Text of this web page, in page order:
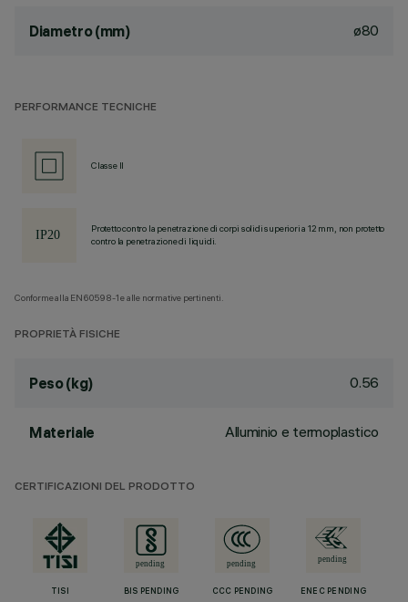
Diametro (mm) ø80
PERFORMANCE TECNICHE
Classe II
Protetto contro la penetrazione di corpi solidi superiori a 12 mm, non protetto
contro la penetrazione di liquidi.
Conforme alla EN60598-1 e alle normative pertinenti.
PROPRIETÀ FISICHE
Peso (kg) 0.56
Materiale Alluminio e termoplastico
CERTIFICAZIONI DEL PRODOTTO
TISI BIS PENDING CCC PENDING ENEC PENDING